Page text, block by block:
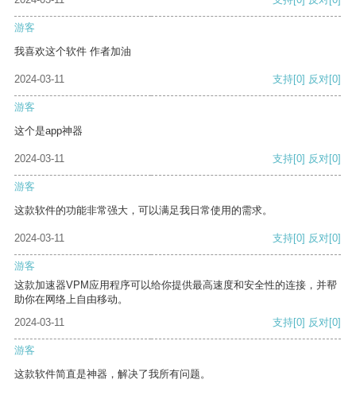
游客
我喜欢这个软件 作者加油
2024-03-11 支持[0] 反对[0]
游客
这个是app神器
2024-03-11 支持[0] 反对[0]
游客
这款软件的功能非常强大，可以满足我日常使用的需求。
2024-03-11 支持[0] 反对[0]
游客
这款加速器VPM应用程序可以给你提供最高速度和安全性的连接，并帮
助你在网络上自由移动。
2024-03-11
支持[0] 反对[0]
游客
这款软件简直是神器，解决了我所有问题。